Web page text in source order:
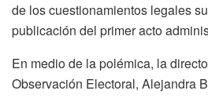
de los cuestionamientos legales
publicación del primer acto
En medio de la polémica, la
Observación Electoral, Alejandra